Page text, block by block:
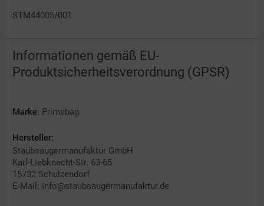
STM44005/001
Informationen gemäß EU-
Produktsicherheitsverordnung (GPSR)
Marke: Primebag
Hersteller:
Staubsaugermanufaktur GmbH
Karl-Liebknecht-Str. 63-65
15732 Schulzendorf
E-Mail: info@staubsaugermanufaktur.de